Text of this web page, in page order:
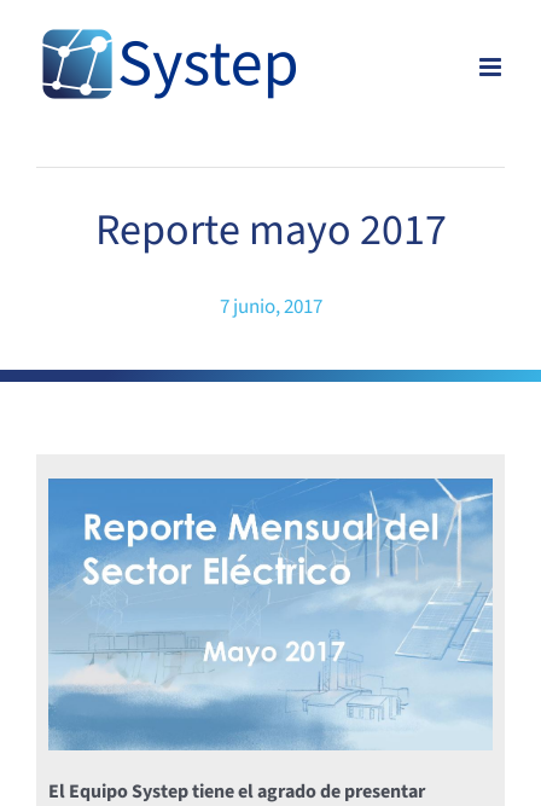
content
Reporte mayo 2017
7 junio, 2017
El Equipo Systep tiene el agrado de presentar